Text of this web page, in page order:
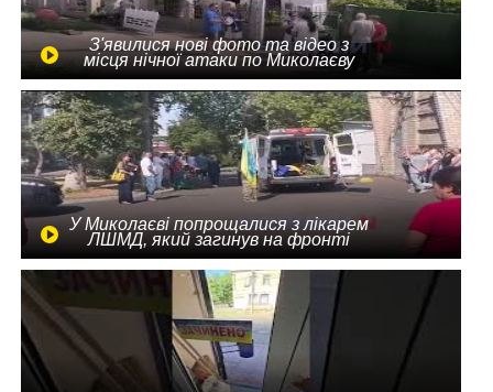
З'явилися нові фото та відео з
місця нічної атаки по Миколаєву
У Миколаєві попрощалися з лікарем
ЛШМД, який загинув на фронті